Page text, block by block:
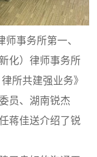
事务所第一、
化）律师事务所
所共建强业务》
员、湖南锐杰
蒋佳送介绍了锐